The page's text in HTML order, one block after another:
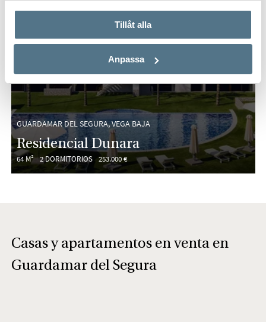
Tillåt alla
Anpassa
GUARDAMAR DEL SEGURA, VEGA BAJA
Residencial Dunara
64 M² 2 DORMITORIOS 253.000 €
Casas y apartamentos en venta en
Guardamar del Segura